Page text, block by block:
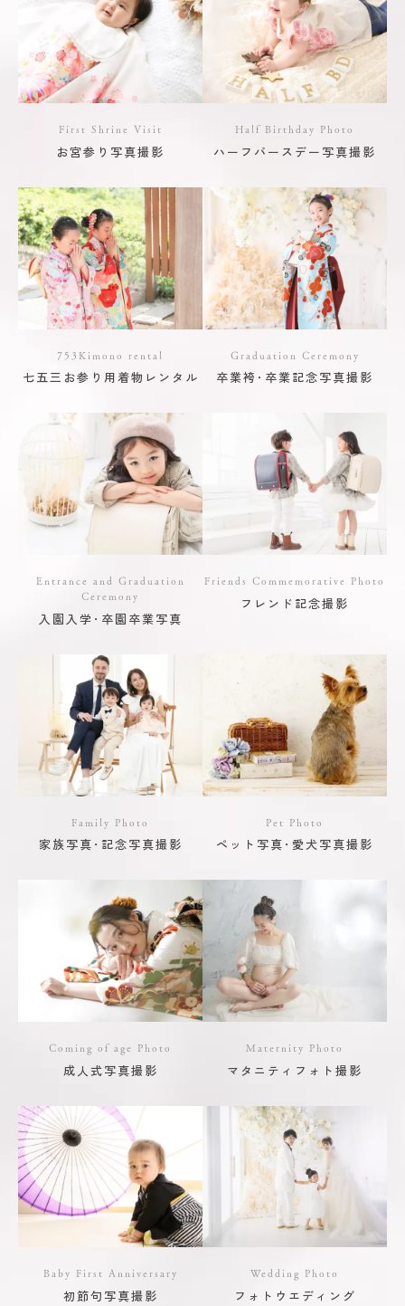
First Shrine Visit
お宮参り写真撮影
Half Birthday Photo
ハーフバースデー写真撮影
753Kimono rental
七五三お参り用着物レンタル
Graduation Ceremony
卒業袴･卒業記念写真撮影
Entrance and Graduation
Ceremony
入園入学･卒園卒業写真
Friends Commemorative Photo
フレンド記念撮影
Family Photo
家族写真･記念写真撮影
Pet Photo
ペット写真･愛犬写真撮影
Coming of age Photo
成人式写真撮影
Maternity Photo
マタニティフォト撮影
Baby First Anniversary
初節句写真撮影
Wedding Photo
フォトウエディング